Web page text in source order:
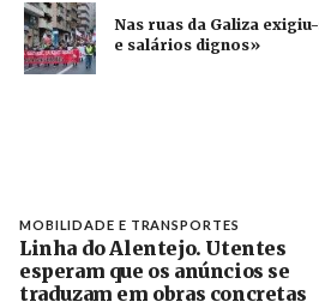
Nas ruas da Galiza
e salários dignos»
MOBILIDADE E TRANSPORTES
Linha do Alentejo. Utentes
esperam que os anúncios se
traduzam em obras concretas